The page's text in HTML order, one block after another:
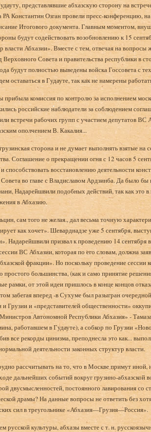
представлявшие абхазскую сторону на
Константин Озган прове­ли пресс-конференцию,
Итогового документа. Глав­ным моментом,
будут содействовать возобновлению к 15
власти Абхазии». Вместе с тем, отвечая на вопросы
Совета и правительства республики в
будут полностью выведены войска Госсовета с
оставаться в Гудауте, так как не намерены
комиссия по контролю за исполнением
российские наблюдате­ли за соблюдением
встречи рабочих групп с участием депутатов ВС
ополчением В. Какалия...
сторона и не думает выполнять взятые на
Соглашение о прекращении огня с 12 часов 5
способствовать восстановлению деятельно­сти
во главе с Владиславом Ардзинба. Да было
Надарейшвили подобных действий, так как это
в Абхазию.
сам того не желая., дал весьма точную
как хочет». Шеварднадзе уже 5 сентября,
Надарейшвили призвал к проведе­нию 14 сентября
ВС Абхазии, которая по его словам, должна
фракции». Но поскольку проведение сессии
простого большинства, (как и само принятие
рамки, от этой идеи пришлось в конце концов
забегая вперед -в Сухуме был разыгран
и Грузии и «представителей общественности»
Автономной Республики Абхазия» -
работавшем в Гудауте), а собкор по Грузии
все рекорды цинизма, преподнесла это как...
деятельности законных структур власти.
рассчитывать на то, что в Москве примут
дальнейших событий вокруг грузи­но-абхазской
двусмысленностей, постоянного лавирования со
драмы? На данные вопросы не ответить без
сил в треуголь­нике «Абхазия—Грузия—Россия».
русской культуры, аб­хазы вместе с т. н.